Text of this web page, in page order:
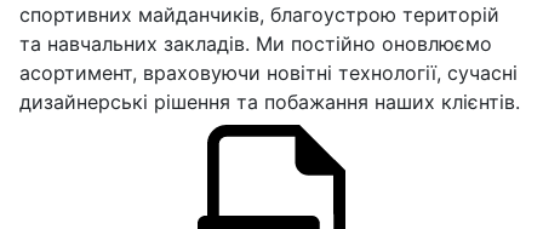
спортивних майданчиків, благоустрою територій
та навчальних закладів. Ми постійно оновлюємо
асортимент, враховуючи новітні технології, сучасні
дизайнерські рішення та побажання наших клієнтів.